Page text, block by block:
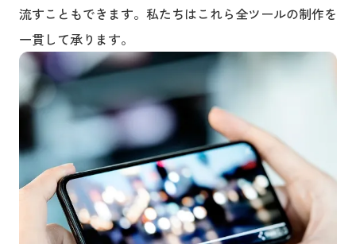
流すこともできます。私たちはこれら全ツールの制作を
一貫して承ります。